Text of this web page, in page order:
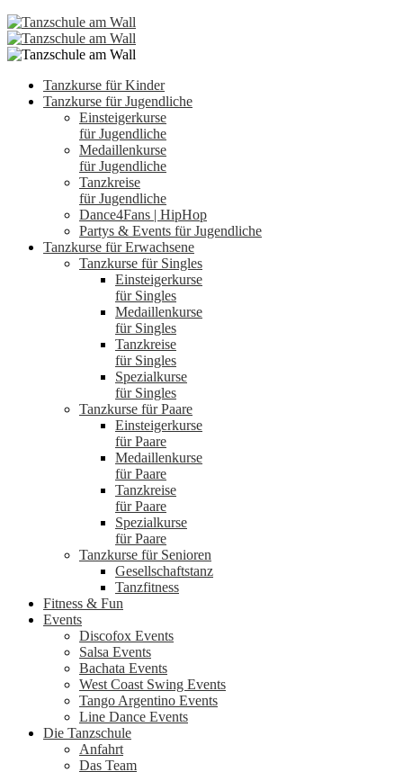
Tanzkurse für Kinder
Tanzkurse für Jugendliche
Einsteigerkurse
für Jugendliche
Medaillenkurse
für Jugendliche
Tanzkreise
für Jugendliche
Dance4Fans | HipHop
Partys & Events für Jugendliche
Tanzkurse für Erwachsene
Tanzkurse für Singles
Einsteigerkurse
für Singles
Medaillenkurse
für Singles
Tanzkreise
für Singles
Spezialkurse
für Singles
Tanzkurse für Paare
Einsteigerkurse
für Paare
Medaillenkurse
für Paare
Tanzkreise
für Paare
Spezialkurse
für Paare
Tanzkurse für Senioren
Gesellschaftstanz
Tanzfitness
Fitness & Fun
Events
Discofox Events
Salsa Events
Bachata Events
West Coast Swing Events
Tango Argentino Events
Line Dance Events
Die Tanzschule
Anfahrt
Das Team